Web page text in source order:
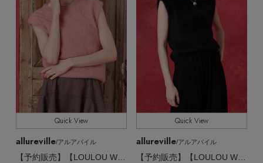
Quick View
allureville/アルアバイル
【予約販売】【LOULOU WILLOUGHBY】スフレニットプルオーバー
Quick View
allureville/アルアバイル
【予約販売】【LOULOU WILLOUGHBY】スフレニットプルオーバー